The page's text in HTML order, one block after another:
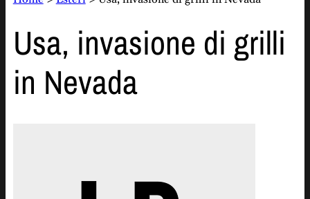
Usa, invasione di grilli
in Nevada